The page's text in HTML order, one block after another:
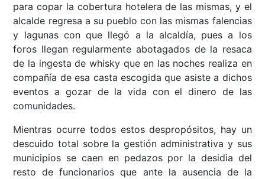
para copar la cobertura hotelera de las mismas, y el
alcalde regresa a su pueblo con las mismas falencias
y lagunas con que llegó a la alcaldía, pues a los
foros llegan regularmente abotagados de la resaca
de la ingesta de whisky que en las noches realiza en
compañía de esa casta escogida que asiste a dichos
eventos a gozar de la vida con el dinero de las
comunidades.
Mientras ocurre todos estos despropósitos, hay un
descuido total sobre la gestión administrativa y sus
municipios se caen en pedazos por la desidia del
resto de funcionarios que ante la ausencia de la